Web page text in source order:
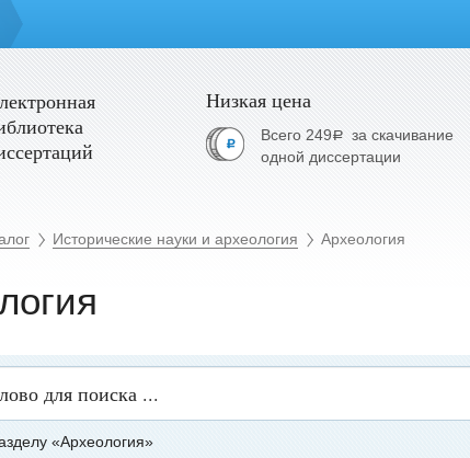
Низкая цена
Всего 249aза скачивание
одной диссертации
Исторические науки и археология Археология
«Археология»